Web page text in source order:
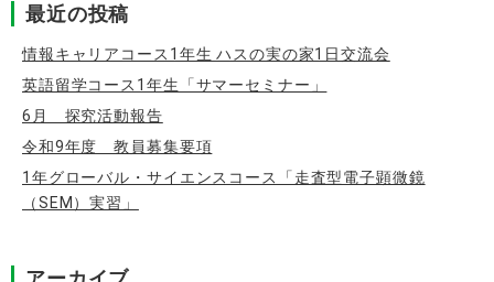
最近の投稿
情報キャリアコース1年生 ハスの実の家1日交流会
英語留学コース1年生「サマーセミナー」
6月 探究活動報告
令和9年度 教員募集要項
1年グローバル・サイエンスコース「走査型電子顕微鏡
（SEM）実習」